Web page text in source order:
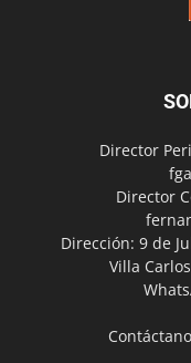
Director
Director
Dirección: 9 de
Villa